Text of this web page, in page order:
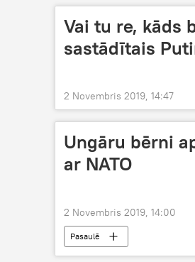
Vai tu re, kāds
sastādītais
2 Novembris 2019, 14:47
Ungāru bērni
ar NATO
2 Novembris 2019, 14:00
Pasaulē